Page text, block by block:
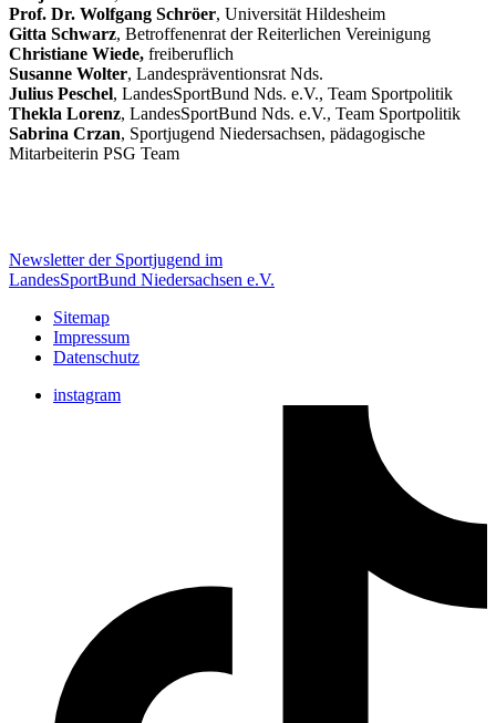
Prof. Dr. Wolfgang Schröer, Universität Hildesheim
Gitta Schwarz, Betroffenenrat der Reiterlichen Vereinigung
Christiane Wiede, freiberuflich
Susanne Wolter, Landespräventionsrat Nds.
Julius Peschel, LandesSportBund Nds. e.V., Team Sportpolitik
Thekla Lorenz, LandesSportBund Nds. e.V., Team Sportpolitik
Sabrina Crzan, Sportjugend Niedersachsen, pädagogische
Mitarbeiterin PSG Team
Newsletter der Sportjugend im
LandesSportBund Niedersachsen e.V.
Sitemap
Impressum
Datenschutz
instagram